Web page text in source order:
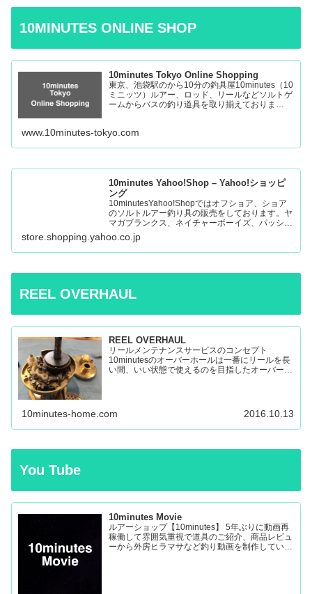
10MINUTES ONLINE SHOP
10minutes Tokyo Online Shopping
東京、池袋駅のから10分の釣具屋10minutes（10
ミニッツ）ルアー、ロッド、リールなどソルトゲ
ームからバスの釣り道具を取り揃えておりま
www.10minutes-tokyo.com
10minutes Yahoo!Shop – Yahoo!ショッピ
ング
10minutesYahoo!Shopではオフショア、ショア
のソルトルアー釣り具の販売をしております。ヤ
マガブランクス、ネイチャーボーイズ、パッショ
ンズ、マシオなど:10minutes Yahoo!Shop – 通販
– LINEアカウント…
store.shopping.yahoo.co.jp
REEL OVERHAUL
REEL OVERHAUL
リールメンテナンスサービスのコンセプト
10minutesのオーバーホールは一番にリールを長
い間、いい状態で使えるのを目指したオーバーホ
10minutes-home.com 2016.10.13
You Tube
10minutes Movie
ルアーショップ【10minutes】 5年ぶりに動画再
稼働して雰囲気重視で道具のご紹介、商品レビュ
ーから外房ヒラマサなど釣り動画を制作していき